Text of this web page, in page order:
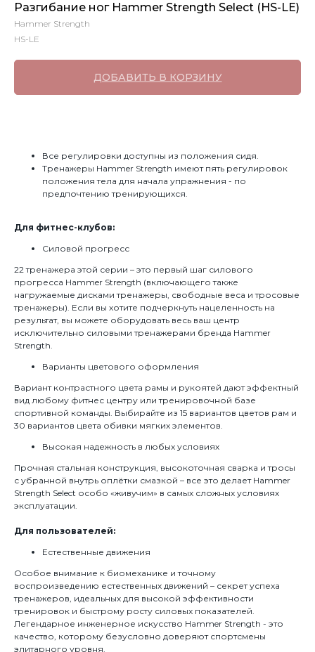
Разгибание ног Hammer Strength Select (HS-LE)
Hammer Strength
HS-LE
ДОБАВИТЬ В КОРЗИНУ
Все регулировки доступны из положения сидя.
Тренажеры Hammer Strength имеют пять регулировок
положения тела для начала упражнения - по
предпочтению тренирующихся.
Для фитнес-клубов:
Силовой прогресс
22 тренажера этой серии – это первый шаг силового
прогресса Hammer Strength (включающего также
нагружаемые дисками тренажеры, свободные веса и тросовые
тренажеры). Если вы хотите подчеркнуть нацеленность на
результат, вы можете оборудовать весь ваш центр
исключительно силовыми тренажерами бренда Hammer
Strength.
Варианты цветового оформления
Вариант контрастного цвета рамы и рукоятей дают эффектный
вид любому фитнес центру или тренировочной базе
спортивной команды. Выбирайте из 15 вариантов цветов рам и
30 вариантов цвета обивки мягких элементов.
Высокая надежность в любых условиях
Прочная стальная конструкция, высокоточная сварка и тросы
с убранной внутрь оплётки смазкой – все это делает Hammer
Strength Select особо «живучим» в самых сложных условиях
эксплуатации.
Для пользователей:
Естественные движения
Особое внимание к биомеханике и точному
воспроизведению естественных движений – секрет успеха
тренажеров, идеальных для высокой эффективности
тренировок и быстрому росту силовых показателей.
Легендарное инженерное искусство Hammer Strength - это
качество, которому безусловно доверяют спортсмены
элитарного уровня.